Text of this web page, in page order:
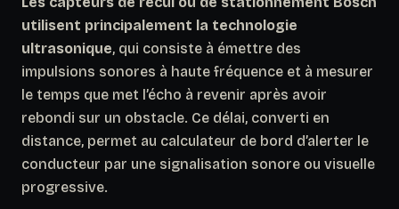
utilisent principalement la technologie
ultrasonique, qui consiste à émettre des
impulsions sonores à haute fréquence et à mesurer
le temps que met l’écho à revenir après avoir
rebondi sur un obstacle. Ce délai, converti en
distance, permet au calculateur de bord d’alerter le
conducteur par une signalisation sonore ou visuelle
progressive.